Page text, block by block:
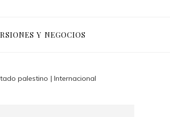
Y NEGOCIOS
palestino | Internacional